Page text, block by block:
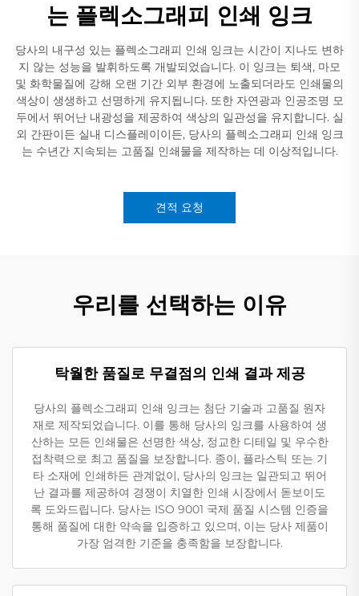
는 플렉소그래피 인쇄 잉크
당사의 내구성 있는 플렉소그래피 인쇄 잉크는 시간이 지나도 변하
지 않는 성능을 발휘하도록 개발되었습니다. 이 잉크는 퇴색, 마모
및 화학물질에 강해 오랜 기간 외부 환경에 노출되더라도 인쇄물의
색상이 생생하고 선명하게 유지됩니다. 또한 자연광과 인공조명 모
두에서 뛰어난 내광성을 제공하여 색상의 일관성을 유지합니다. 실
외 간판이든 실내 디스플레이이든, 당사의 플렉소그래피 인쇄 잉크
는 수년간 지속되는 고품질 인쇄물을 제작하는 데 이상적입니다.
견적 요청
우리를 선택하는 이유
탁월한 품질로 무결점의 인쇄 결과 제공
당사의 플렉소그래피 인쇄 잉크는 첨단 기술과 고품질 원자
재로 제작되었습니다. 이를 통해 당사의 잉크를 사용하여 생
산하는 모든 인쇄물은 선명한 색상, 정교한 디테일 및 우수한
접착력으로 최고 품질을 보장합니다. 종이, 플라스틱 또는 기
타 소재에 인쇄하든 관계없이, 당사의 잉크는 일관되고 뛰어
난 결과를 제공하여 경쟁이 치열한 인쇄 시장에서 돋보이도
록 도와드립니다. 당사는 ISO 9001 국제 품질 시스템 인증을
통해 품질에 대한 약속을 입증하고 있으며, 이는 당사 제품이
가장 엄격한 기준을 충족함을 보장합니다.